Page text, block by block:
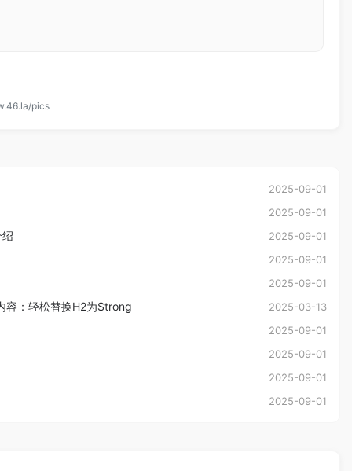
pics
2025-09-01
2025-09-01
2025-09-01
2025-09-01
2025-09-01
容：轻松替换H2为Strong
2025-03-13
2025-09-01
2025-09-01
2025-09-01
2025-09-01